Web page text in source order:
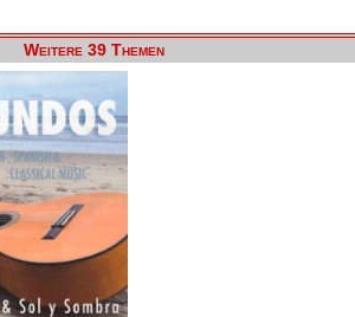
Weitere 39 Themen